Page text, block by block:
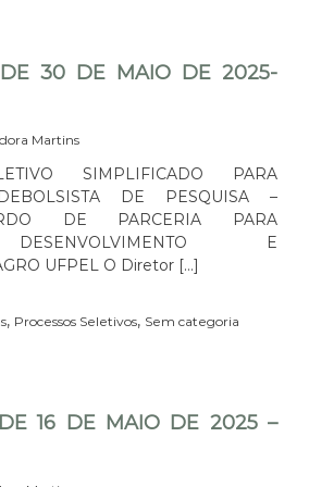
DE 30 DE MAIO DE 2025-
Martins
SIMPLIFICADO PARA
DE PESQUISA –
DE PARCERIA PARA
E
UFPEL O Diretor […]
, Processos Seletivos, Sem categoria
16 DE MAIO DE 2025 –